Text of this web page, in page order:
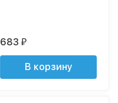
683₽
В корзину